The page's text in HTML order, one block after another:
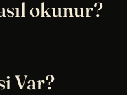
okunur?
Var?